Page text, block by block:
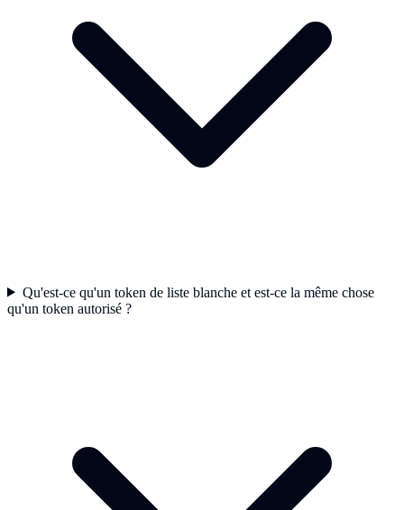
Qu'est-ce qu'un token de liste blanche et est-ce la même chose
qu'un token autorisé ?